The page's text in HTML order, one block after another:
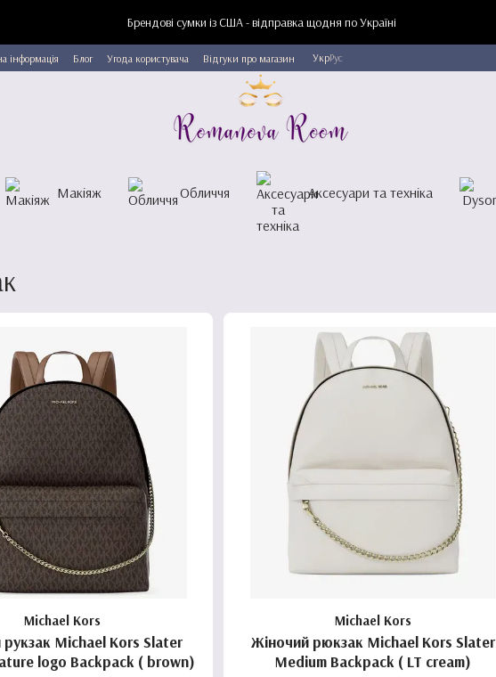
Брендові сумки із США - відправка щодня по Україні
інформація Блог Угода користувача Відгуки про магазин УкрРус
Макіяж Обличчя Аксесуари та техніка
Michael Kors
Michael Kors Slater
logo Backpack ( brown)
Michael Kors
Жіночий рюкзак Michael Kors Slater
Medium Backpack ( LT cream)